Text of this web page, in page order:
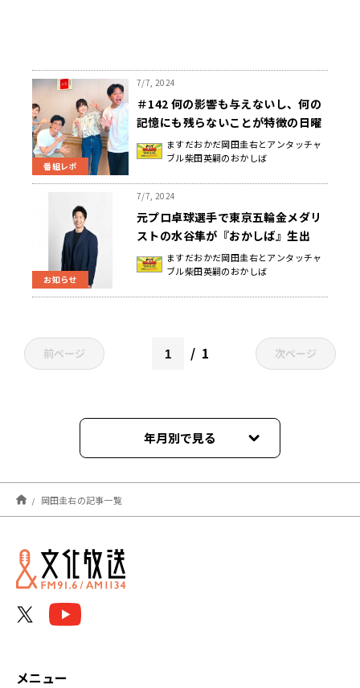
番組レポ
7/7, 2024
＃142 何の影響も与えないし、何の
記憶にも残らないことが特徴の日曜
地獄 ますだおかだ岡田圭右とアンタッチャ
ブル柴田英嗣のおかしば
お知らせ
7/7, 2024
元プロ卓球選手で東京五輪金メダリ
ストの水谷隼が『おかしば』生出
演！ M-1王者のますだおかだ岡田＆
アンタッチャブル柴田とクロストー
ますだおかだ岡田圭右とアンタッチャ
ブル柴田英嗣のおかしば
前ページ 1 次ページ
年月別で見る
2026年04月
2026年03月
2026年02月
岡田圭右の記事一覧
メニュー